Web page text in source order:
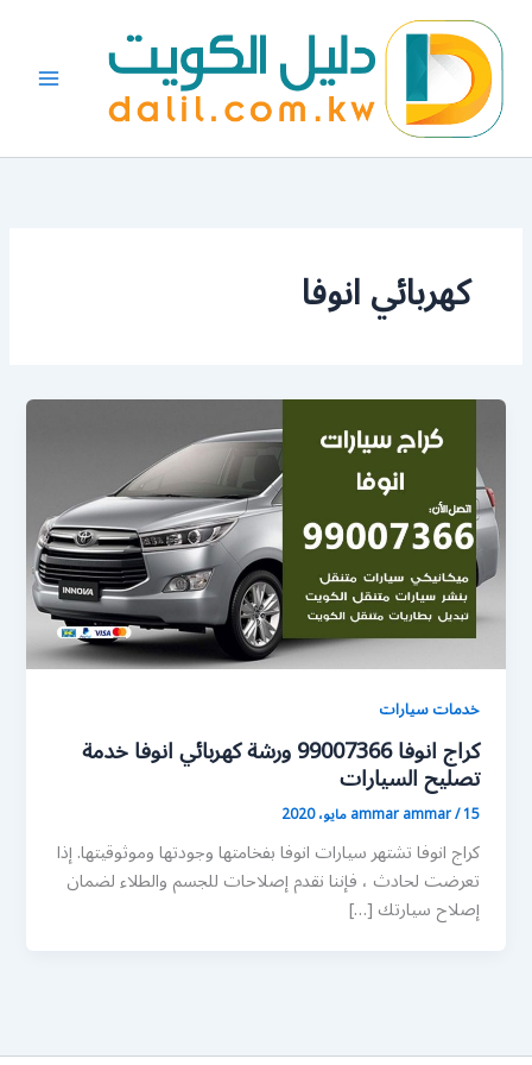
المحتوى
كهربائي انوفا
خدمات سيارات
كراج انوفا 99007366 ورشة كهربائي انوفا خدمة
تصليح السيارات
ammar ammar/15 مايو، 2020
كراج انوفا تشتهر سيارات انوفا بفخامتها وجودتها وموثوقيتها. إذا
تعرضت لحادث ، فإننا نقدم إصلاحات للجسم والطلاء لضمان
إصلاح سيارتك […]